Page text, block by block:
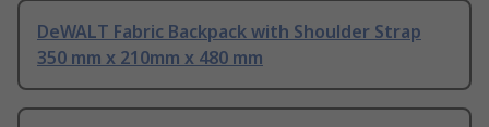
DeWALT Fabric Backpack with Shoulder Strap
350 mm x 210mm x 480 mm